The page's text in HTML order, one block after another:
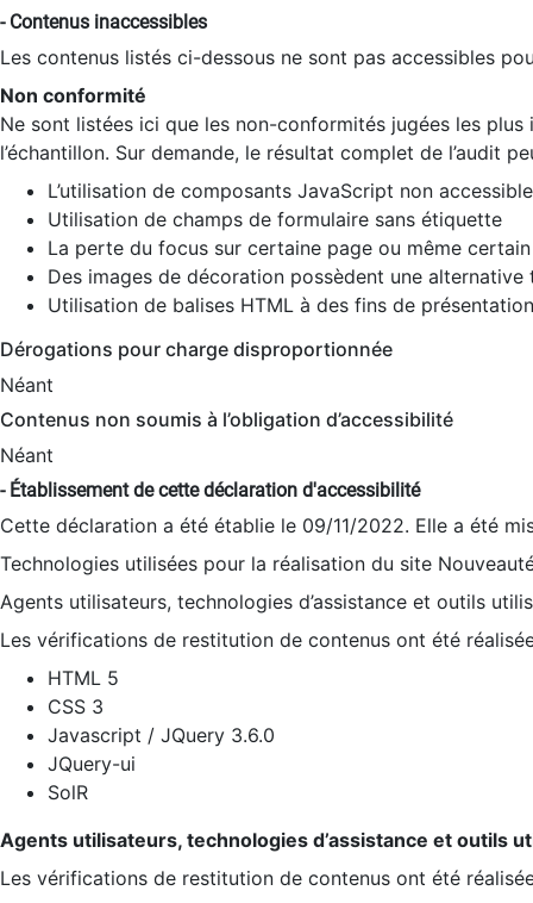
- Contenus inaccessibles
Les contenus listés ci-dessous ne sont pas accessibles
Non conformité
Ne sont listées ici que les non-conformités jugées les
l’échantillon. Sur demande, le résultat complet de l’audit
L’utilisation de composants JavaScript non
Utilisation de champs de formulaire sans étiquette
La perte du focus sur certaine page ou même
Des images de décoration possèdent une alternative
Utilisation de balises HTML à des fins de
Dérogations pour charge disproportionnée
Néant
Contenus non soumis à l’obligation d’accessibilité
Néant
- Établissement de cette déclaration d'accessibilité
Cette déclaration a été établie le 09/11/2022. Elle a été
Technologies utilisées pour la réalisation du site
Agents utilisateurs, technologies d’assistance et outils
Les vérifications de restitution de contenus ont été
HTML 5
CSS 3
Javascript / JQuery 3.6.0
JQuery-ui
SolR
Agents utilisateurs, technologies d’assistance et outils
Les vérifications de restitution de contenus ont été